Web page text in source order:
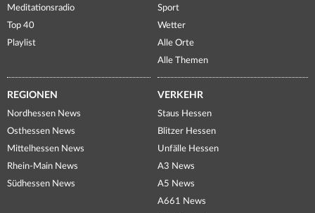
Meditationsradio
Top 40
Playlist
Sport
Wetter
Alle Orte
Alle Themen
REGIONEN
Nordhessen News
Osthessen News
Mittelhessen News
Rhein-Main News
Südhessen News
VERKEHR
Staus Hessen
Blitzer Hessen
Unfälle Hessen
A3 News
A5 News
A661 News